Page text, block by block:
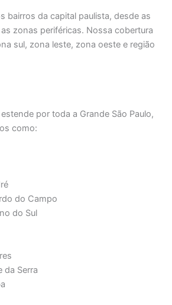
bairros da capital paulista, desde as
zonas periféricas. Nossa cobertura
sul, zona leste, zona oeste e região
por toda a Grande São Paulo,
como:
do Campo
do Sul
da Serra